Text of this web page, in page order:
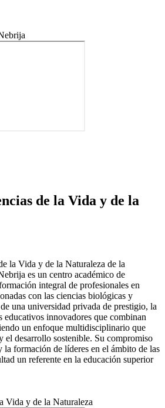
de la Vida y de la
la Vida y de la Naturaleza de la
es un centro académico de
integral de profesionales en
con las ciencias biológicas y
una universidad privada de prestigio, la
educativos innovadores que combinan
un enfoque multidisciplinario que
el desarrollo sostenible. Su compromiso
la formación de líderes en el ámbito de las
un referente en la educación superior
Vida y de la Naturaleza